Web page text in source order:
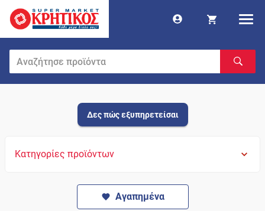
Δες πώς εξυπηρετείσαι
Κατηγορίες προϊόντων
Αγαπημένα